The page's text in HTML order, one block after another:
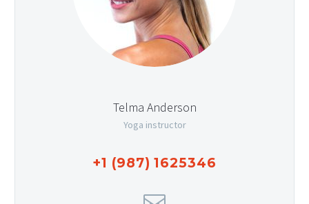
Telma Anderson
Yoga instructor
+1 (987) 1625346